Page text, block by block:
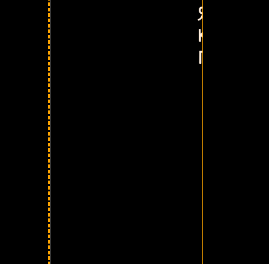
Язык: RU,
Когда:
Где: Indus